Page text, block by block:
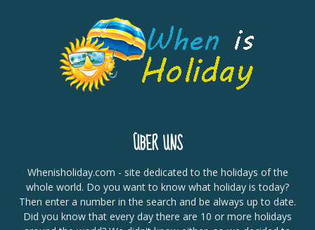
ÜBER UNS
Whenisholiday.com - site dedicated to the holidays of the
whole world. Do you want to know what holiday is today?
Then enter a number in the search and be always up to date.
Did you know that every day there are 10 or more holidays